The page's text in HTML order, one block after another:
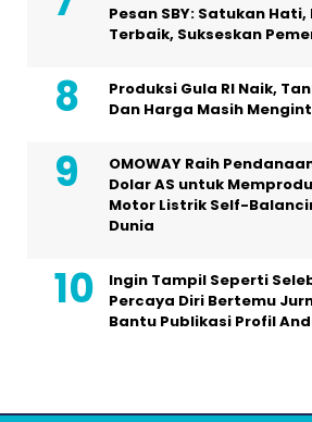
Pesan SBY: Satukan Hati,
Terbaik, Sukseskan
Produksi Gula RI Naik,
Dan Harga Masih
OMOWAY Raih
Dolar AS untuk
Motor Listrik Self-
Dunia
Ingin Tampil Seperti
Percaya Diri Bertemu
Bantu Publikasi Profil